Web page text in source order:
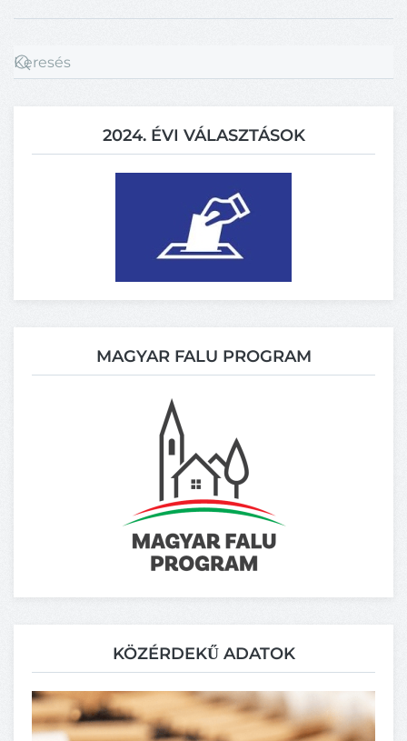
2024. ÉVI VÁLASZTÁSOK
MAGYAR FALU PROGRAM
KÖZÉRDEKŰ ADATOK